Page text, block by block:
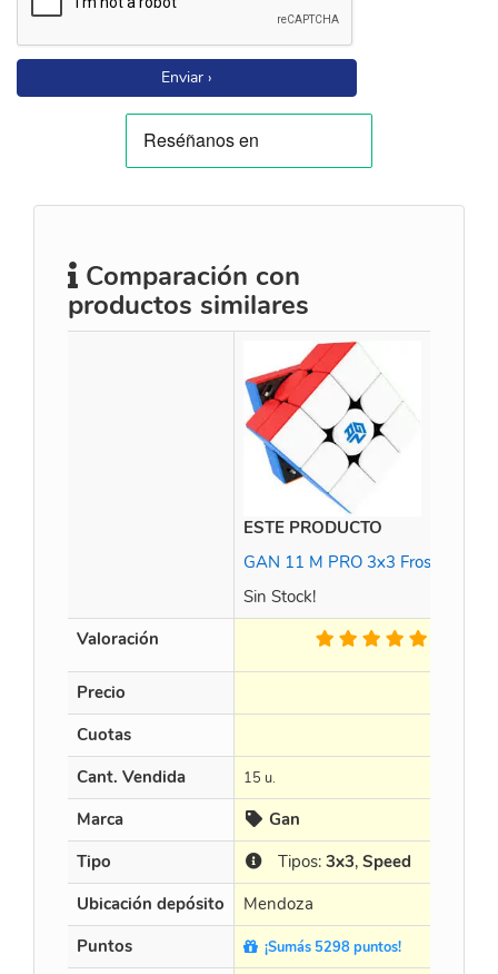
Enviar ›
Comparación con
productos similares
ESTE PRODUCTO
GAN 11 M PRO 3x3 Frosted
Sin Stock!
Valoración
Precio
Cuotas
Cant. Vendida
15 u.
Marca
Gan
Tipo
Tipos: 3x3, Speed
Ubicación depósito
Mendoza
Puntos
¡Sumás 5298 puntos!